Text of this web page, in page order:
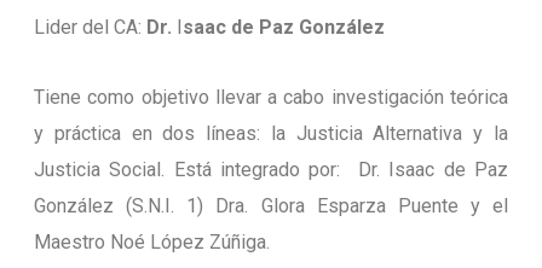
Lider del CA: Dr. Isaac de Paz González
Tiene como objetivo llevar a cabo investigación teórica
y práctica en dos líneas: la Justicia Alternativa y la
Justicia Social. Está integrado por: Dr. Isaac de Paz
González (S.N.I. 1) Dra. Glora Esparza Puente y el
Maestro Noé López Zúñiga.